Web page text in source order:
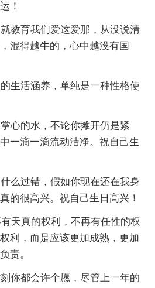
！
育我们爱这爱那，从没说清
混得越牛的，心中越没有国
活涵养，单纯是一种性格使
的水，不论你摊开仍是紧
一滴一滴流动洁净。祝自己生
过错，假如你现在还在我身
的很高兴。祝自己生日高兴！
真的权利，不再有任性的权
利，而是应该更加成熟，更加
责。
都会许个愿，尽管上一年的